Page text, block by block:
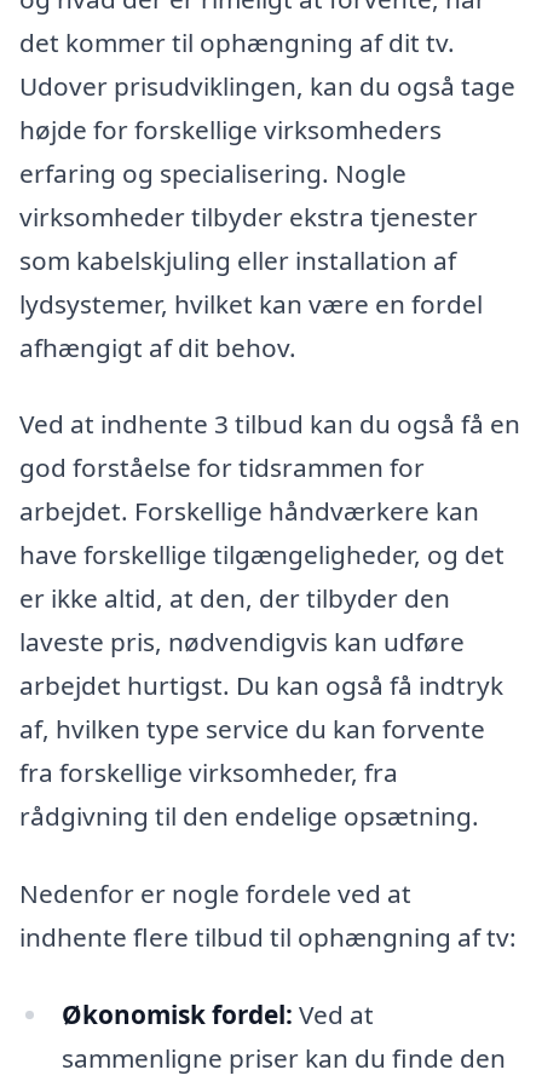
det kommer til ophængning af dit tv.
Udover prisudviklingen, kan du også tage
højde for forskellige virksomheders
erfaring og specialisering. Nogle
virksomheder tilbyder ekstra tjenester
som kabelskjuling eller installation af
lydsystemer, hvilket kan være en fordel
afhængigt af dit behov.
Ved at indhente 3 tilbud kan du også få en
god forståelse for tidsrammen for
arbejdet. Forskellige håndværkere kan
have forskellige tilgængeligheder, og det
er ikke altid, at den, der tilbyder den
laveste pris, nødvendigvis kan udføre
arbejdet hurtigst. Du kan også få indtryk
af, hvilken type service du kan forvente
fra forskellige virksomheder, fra
rådgivning til den endelige opsætning.
Nedenfor er nogle fordele ved at
indhente flere tilbud til ophængning af tv:
Økonomisk fordel: Ved at
sammenligne priser kan du finde den